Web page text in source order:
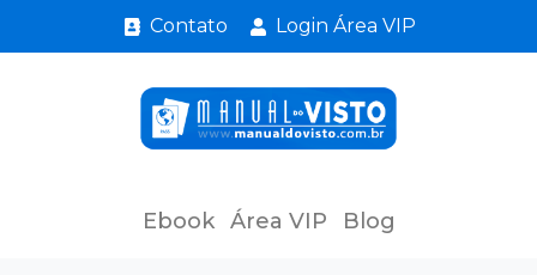
Contato Login Área VIP
Ebook Área VIP Blog